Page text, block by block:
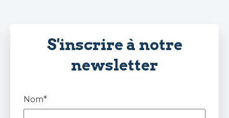
S'inscrire à notre
newsletter
Nom*